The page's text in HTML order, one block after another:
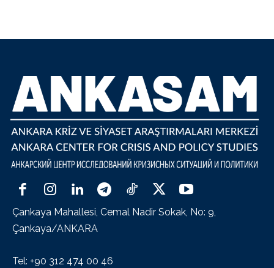
Çankaya Mahallesi, Cemal Nadir Sokak, No: 9,
Çankaya/ANKARA
Tel: +90 312 474 00 46